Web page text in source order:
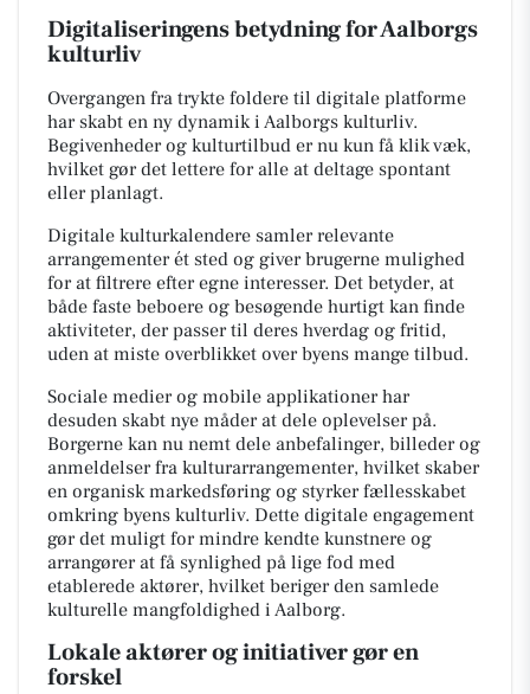
Digitaliseringens betydning for Aalborgs
kulturliv
Overgangen fra trykte foldere til digitale platforme
har skabt en ny dynamik i Aalborgs kulturliv.
Begivenheder og kulturtilbud er nu kun få klik væk,
hvilket gør det lettere for alle at deltage spontant
eller planlagt.
Digitale kulturkalendere samler relevante
arrangementer ét sted og giver brugerne mulighed
for at filtrere efter egne interesser. Det betyder, at
både faste beboere og besøgende hurtigt kan finde
aktiviteter, der passer til deres hverdag og fritid,
uden at miste overblikket over byens mange tilbud.
Sociale medier og mobile applikationer har
desuden skabt nye måder at dele oplevelser på.
Borgerne kan nu nemt dele anbefalinger, billeder og
anmeldelser fra kulturarrangementer, hvilket skaber
en organisk markedsføring og styrker fællesskabet
omkring byens kulturliv. Dette digitale engagement
gør det muligt for mindre kendte kunstnere og
arrangører at få synlighed på lige fod med
etablerede aktører, hvilket beriger den samlede
kulturelle mangfoldighed i Aalborg.
Lokale aktører og initiativer gør en
forskel